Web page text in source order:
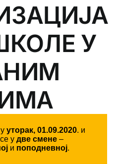
У
уторак, 01.09.2020. и
у две смене–
и поподневној.